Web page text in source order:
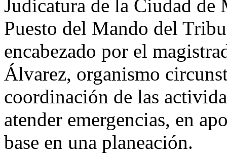
Judicatura de la Ciudad de
Puesto del Mando del
encabezado por el
Álvarez, organismo
coordinación de las
atender emergencias, en
base en una planeación.